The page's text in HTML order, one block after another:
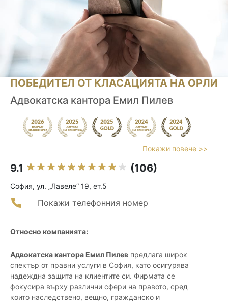
ПОБЕДИТЕЛ ОТ КЛАСАЦИЯТА НА ОРЛИ
Адвокатска кантора Емил Пилев
Покажи повече >>
9.1 (106)
София, ул. „Лавеле“ 19, ет.5
Покажи телефонния номер
Относно компанията:
Адвокатска кантора Емил Пилев предлага широк
спектър от правни услуги в София, като осигурява
надеждна защита на клиентите си. Фирмата се
фокусира върху различни сфери на правото, сред
които наследствено, вещно, гражданско и